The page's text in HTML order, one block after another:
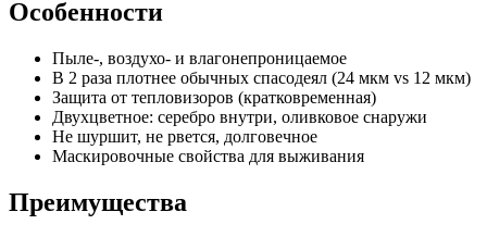
Особенности
Пыле-, воздухо- и влагонепроницаемое
В 2 раза плотнее обычных спасодеял (24 мкм vs 12 мкм)
Защита от тепловизоров (кратковременная)
Двухцветное: серебро внутри, оливковое снаружи
Не шуршит, не рвется, долговечное
Маскировочные свойства для выживания
Преимущества